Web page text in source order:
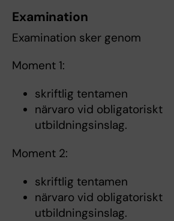
Examination
Examination sker genom
Moment 1:
skriftlig tentamen
närvaro vid obligatoriskt
utbildningsinslag.
Moment 2:
skriftlig tentamen
närvaro vid obligatoriskt
utbildningsinslag.